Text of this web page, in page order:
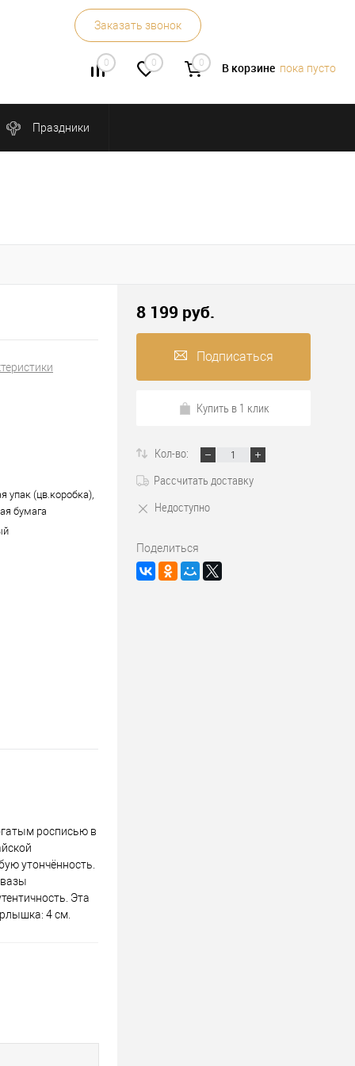
Заказать звонок
0 0 0 В корзине пока пусто
Праздники
упак (цв.коробка),
бумага
росписью в
утончённость.
Эта
4 см.
8 199 руб.
Подписаться
Купить в 1 клик
Кол-во:
Рассчитать доставку
Недоступно
Поделиться